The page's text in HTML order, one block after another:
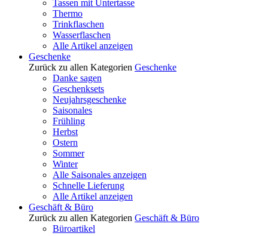
Tassen mit Untertasse
Thermo
Trinkflaschen
Wasserflaschen
Alle Artikel anzeigen
Geschenke
Zurück zu allen Kategorien Geschenke
Danke sagen
Geschenksets
Neujahrsgeschenke
Saisonales
Frühling
Herbst
Ostern
Sommer
Winter
Alle Saisonales anzeigen
Schnelle Lieferung
Alle Artikel anzeigen
Geschäft & Büro
Zurück zu allen Kategorien Geschäft & Büro
Büroartikel